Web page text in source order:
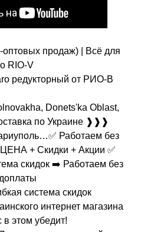
продаж) | Всё для
RIO-V
редукторный от РИО-В
Donets'ka Oblast,
по Украине ❱❱❱
Работаем без
+ Скидки + Акции ✅
скидок ➡️ Работаем без
система скидок
интернет магазина
в этом убедит!